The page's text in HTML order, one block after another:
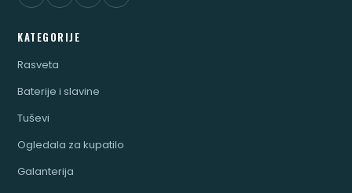
KATEGORIJE
Rasveta
Baterije i slavine
Tuševi
Ogledala za kupatilo
Galanterija